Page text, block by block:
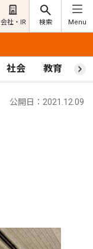
会社・IR 検索 Menu
社会 教育 ス
公開日：2021.12.09